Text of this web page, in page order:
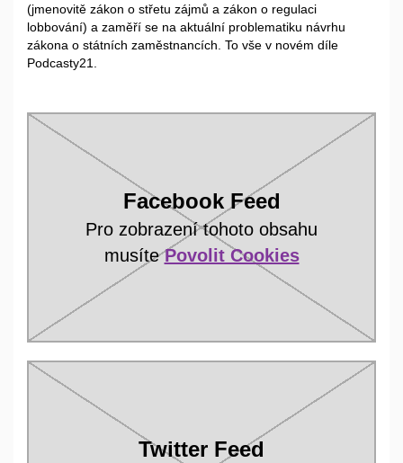
(jmenovitě zákon o střetu zájmů a zákon o regulaci
lobbování) a zaměří se na aktuální problematiku návrhu
zákona o státních zaměstnancích. To vše v novém díle
Podcasty21.
Facebook Feed
Pro zobrazení tohoto obsahu
musítePovolit Cookies
Twitter Feed